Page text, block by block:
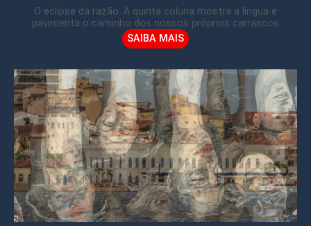
O eclipse da razão: A quinta coluna mostra a língua e
pavimenta o caminho dos nossos próprios carrascos
SAIBA MAIS